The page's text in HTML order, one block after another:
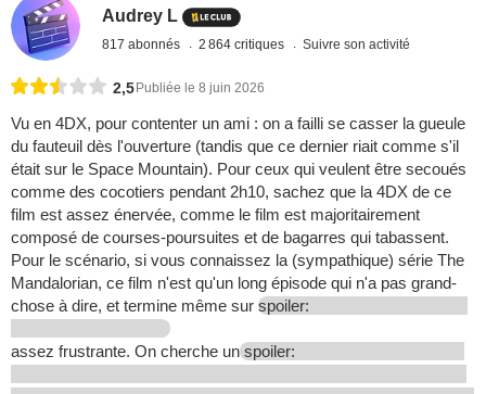
Audrey L
817 abonnés 2 864 critiques Suivre son activité
2,5 Publiée le 8 juin 2026
Vu en 4DX, pour contenter un ami : on a failli se casser la gueule
du fauteuil dès l'ouverture (tandis que ce dernier riait comme s'il
était sur le Space Mountain). Pour ceux qui veulent être secoués
comme des cocotiers pendant 2h10, sachez que la 4DX de ce
film est assez énervée, comme le film est majoritairement
composé de courses-poursuites et de bagarres qui tabassent.
Pour le scénario, si vous connaissez la (sympathique) série The
Mandalorian, ce film n'est qu'un long épisode qui n'a pas grand-
chose à dire, et termine même sur spoiler:
assez frustrante. On cherche un spoiler: